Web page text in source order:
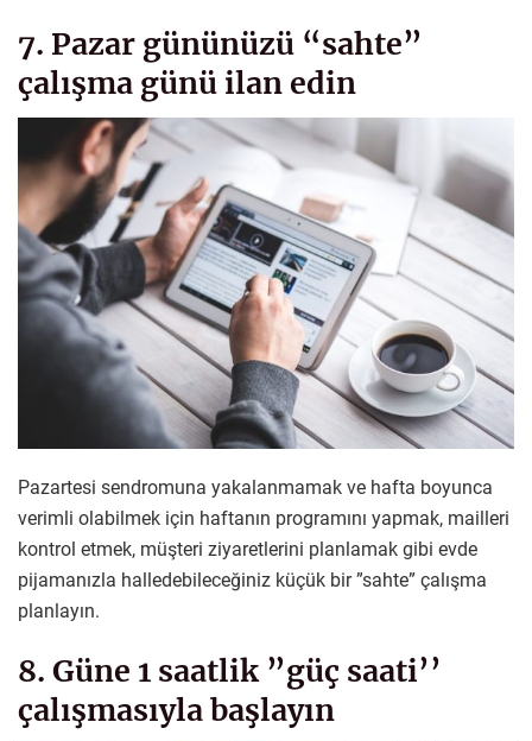
7. Pazar gününüzü “sahte”
çalışma günü ilan edin
Pazartesi sendromuna yakalanmamak ve hafta boyunca
verimli olabilmek için haftanın programını yapmak, mailleri
kontrol etmek, müşteri ziyaretlerini planlamak gibi evde
pijamanızla halledebileceğiniz küçük bir ”sahte” çalışma
planlayın.
8. Güne 1 saatlik ”güç saati’’
çalışmasıyla başlayın